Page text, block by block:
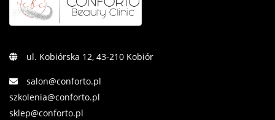
ul. Kobiórska 12, 43-210 Kobiór
salon@conforto.pl
szkolenia@conforto.pl
sklep@conforto.pl